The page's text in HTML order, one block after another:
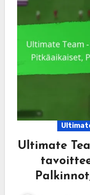
Ultimate